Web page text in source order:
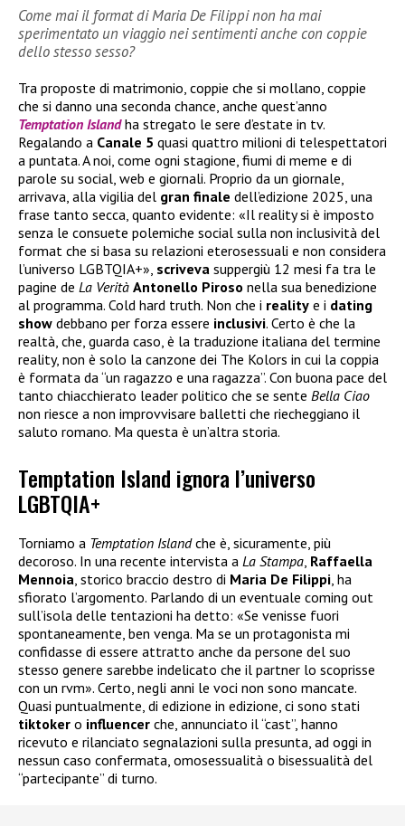
Come mai il format di Maria De Filippi non ha mai
sperimentato un viaggio nei sentimenti anche con coppie
dello stesso sesso?
Tra proposte di matrimonio, coppie che si mollano, coppie
che si danno una seconda chance, anche quest’anno
Temptation Islandha stregato le sere d’estate in tv.
Regalando a Canale 5 quasi quattro milioni di telespettatori
a puntata. A noi, come ogni stagione, fiumi di meme e di
parole su social, web e giornali. Proprio da un giornale,
arrivava, alla vigilia del gran finale dell’edizione 2025, una
frase tanto secca, quanto evidente: «Il reality si è imposto
senza le consuete polemiche social sulla non inclusività del
format che si basa su relazioni eterosessuali e non considera
l’universo LGBTQIA+», scriveva suppergiù 12 mesi fa tra le
pagine de La Verità Antonello Piroso nella sua benedizione
al programma. Cold hard truth. Non che i reality e i dating
show debbano per forza essere inclusivi. Certo è che la
realtà, che, guarda caso, è la traduzione italiana del termine
reality, non è solo la canzone dei The Kolors in cui la coppia
è formata da “un ragazzo e una ragazza”. Con buona pace del
tanto chiacchierato leader politico che se sente Bella Ciao
non riesce a non improvvisare balletti che riecheggiano il
saluto romano. Ma questa è un’altra storia.
Temptation Island ignora l’universo
LGBTQIA+
Torniamo a Temptation Islandche è, sicuramente, più
decoroso. In una recente intervista a La Stampa Raffaella
Mennoia , storico braccio destro di Maria De Filippi , ha
sfiorato l’argomento. Parlando di un eventuale coming out
sull’isola delle tentazioni ha detto: «Se venisse fuori
spontaneamente, ben venga. Ma se un protagonista mi
confidasse di essere attratto anche da persone del suo
stesso genere sarebbe indelicato che il partner lo scoprisse
con un rvm». Certo, negli anni le voci non sono mancate.
Quasi puntualmente, di edizione in edizione, ci sono stati
tiktoker o influencer che, annunciato il “cast”, hanno
ricevuto e rilanciato segnalazioni sulla presunta, ad oggi in
nessun caso confermata, omosessualità o bisessualità del
“partecipante” di turno.